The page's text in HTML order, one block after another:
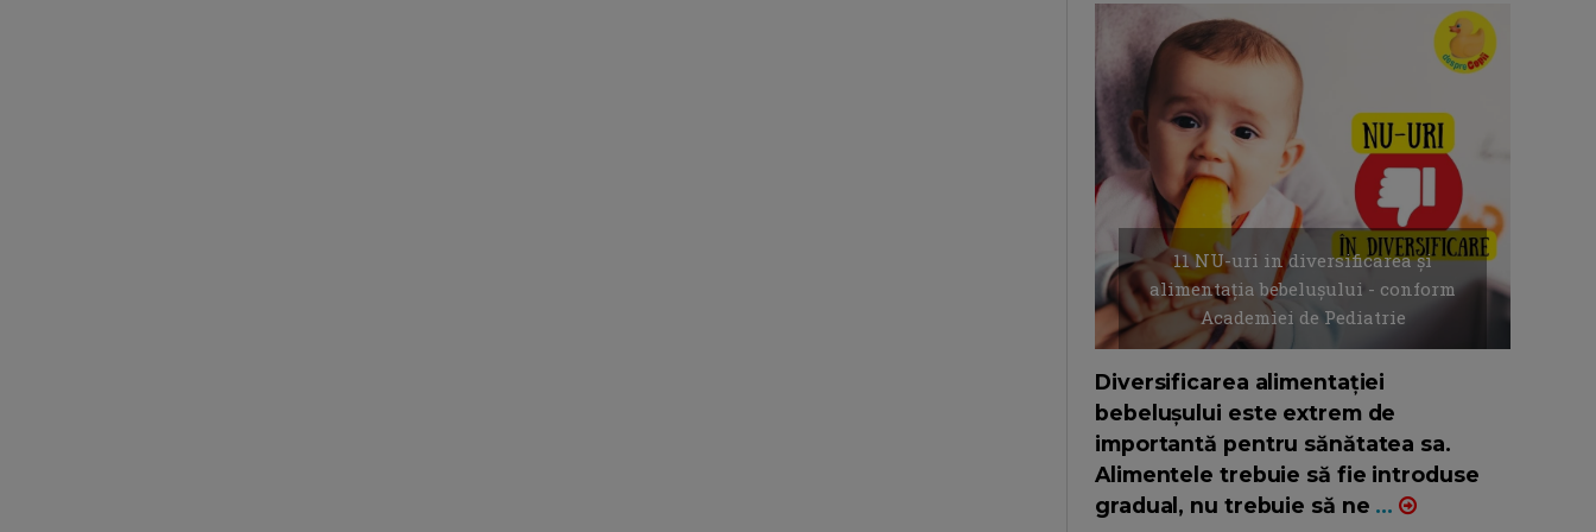
11 NU-uri in diversificarea și
alimentația bebelușului - conform
Academiei de Pediatrie
Diversificarea alimentației
bebelușului este extrem de
importantă pentru sănătatea sa.
Alimentele trebuie să fie introduse
gradual, nu trebuie să ne ...